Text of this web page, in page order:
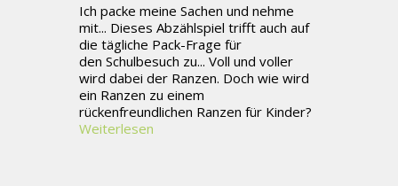
Ich packe meine Sachen und nehme
mit... Dieses Abzählspiel trifft auch auf
die tägliche Pack-Frage für
den Schulbesuch zu... Voll und voller
wird dabei der Ranzen. Doch wie wird
ein Ranzen zu einem
rückenfreundlichen Ranzen für Kinder?
Weiterlesen